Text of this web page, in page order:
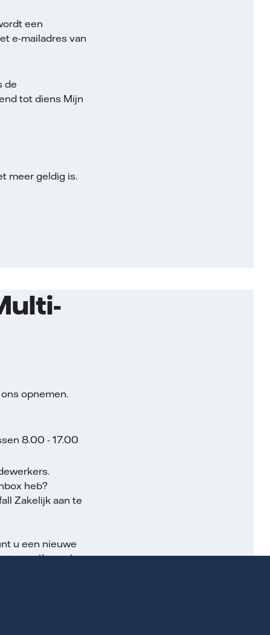
een
e-mailadres van
de
tot diens Mijn
meer geldig is.
opnemen.
8.00 - 17.00
heb?
Zakelijk aan te
u een nieuwe
u uzelf toe als